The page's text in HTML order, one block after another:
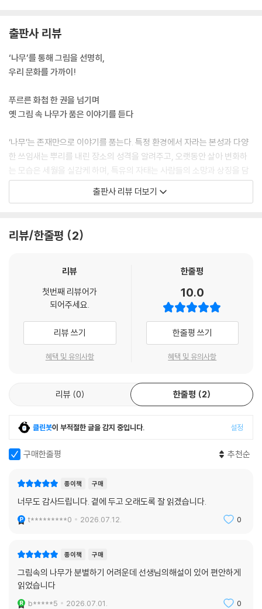
깊은 밤 선비들이 모여 앉던, 회화나무 _정선, 〈괴단야화도〉
내금강에 펼쳐진 나무바다, 전나무 _김윤겸, 〈장안사〉
한라산 가득 촘촘히 자랐던, 구상나무 _작자 미상, 〈백록담〉
주요 참고문헌
사진 출처 및 유물 소장처
출판사 리뷰
‘나무’를 통해 그림을 선명히,
우리 문화를 가까이!
푸르른 화첩 한 권을 넘기며
옛 그림 속 나무가 품은 이야기를 듣다
‘나무’는 존재만으로 이야기를 품는다. 특정 환경에서 자라는 본성과 다양
한 쓰임새는 뿌리를 내린 장소의 성격을 알려주고, 오랫동안 살아 변화하
는 모습은 세월을 실감케 하며, 특유의 자태는 사람들의 소망과 상징을 담
는 그릇이 되기도 한다. 사진조차 없던 시절, 붓끝에서 돋아난 화폭 속의 나
무들은 얼마나 많은 이야기를 품고 있을까.
두루 담아낸 이 책은 총 5부에 걸쳐 조선의 나무 문화를 펼쳐 보인다. 화폭
함께했던 선조들의 생활 현장을 엿보고, 나무에 담긴 상징과 화가의 의도
주요 작품 외에도 참고할 만한 다른 옛 그림과 실제 나무 사진을 나란히 수
록해 보는 즐거움을 더했다. ‘나무’라는 주제로 조선 중·후기 그림의 아름다
움을 두루 즐길 수 있는 한 권의 화첩이자, 당시의 나무 문화를 들여다보는
푸르른 교양서이다.
벚꽃 대신 복사꽃, 은행나무는 공자님 나무
나무학자의 시선으로 깨워낸 '살아 있는' 조선
당시의 일상을 그린 그림은 그 자체로 훌륭한 생태·생활 사료(史料)다. 여
불어 살았던 생생한 현실로 되살아난다.
봄날 선비들은 복사꽃이 만발한 곳에서 꽃놀이를 즐기고(〈포동춘지〉), 선
다(〈행정추상〉). 연회가 열리는 권세가의 후원에는 안팎의 동선을 분리하
기 위해 사철나무 울타리가 담장처럼 둘러져 있고(〈후원유연〉), 임금에게
나무가 자란다(〈고원방고〉).
물론 옛 그림이 늘 사실만을 묘사하는 것은 아니다. 저자는 문헌 자료와 다
른 옛 그림까지 아울러 살피고, 실제 생태 특징과 다르게 그려진 예술적 허
용까지 짚어낸다. 덕분에 모든 그림을 곧이곧대로 받아들이면 범할 수 있
출판사 리뷰 더보기
리뷰/한줄평 2
리뷰
첫번째 리뷰어가
되어주세요.
리뷰 쓰기
혜택 및 유의사항
한줄평
10.0
한줄평 쓰기
혜택 및 유의사항
리뷰 0 한줄평 2
클린봇이 부적절한 글을 감지 중입니다. 설정
구매한줄평 추천순
종이책 구매
너무도 감사드립니다. 곁에 두고 오래도록 잘 읽겠습니다.
t*********0 2026.07.12. 0
종이책 구매
그림속의 나무가 분별하기 어려운데 선생님의해설이 있어 편안하게
읽었습니다
b*****5 2026.07.01. 0